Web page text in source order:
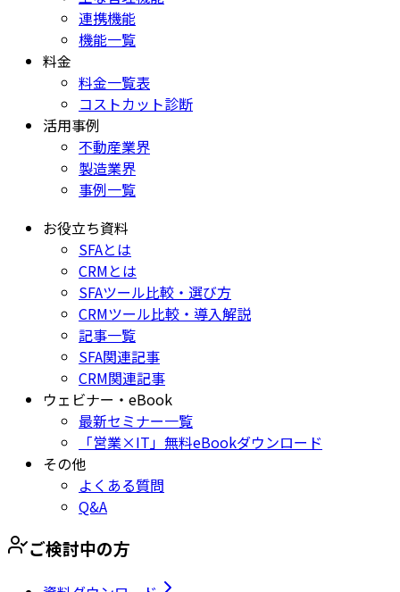
連携機能
機能一覧
料金
料金一覧表
コストカット診断
活用事例
不動産業界
製造業界
事例一覧
お役立ち資料
SFAとは
CRMとは
SFAツール比較・選び方
CRMツール比較・導入解説
記事一覧
SFA関連記事
CRM関連記事
ウェビナー・eBook
最新セミナー一覧
「営業×IT」無料eBookダウンロード
その他
よくある質問
Q&A
ご検討中の方